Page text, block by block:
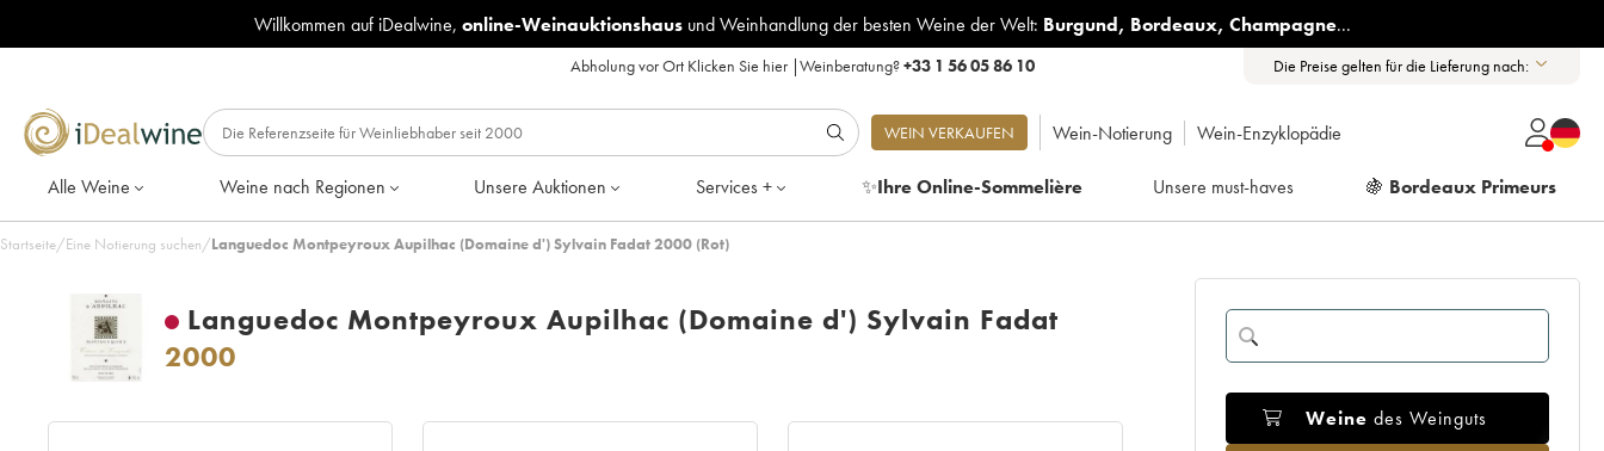
Willkommen auf iDealwine, online-Weinauktionshausund Weinhandlung der besten Weine der Welt: Burgund, Bordeaux, Champagne...
Abholung vor Ort Klicken Sie hier|Weinberatung?+33 1 56 05 86 10 Die Preise gelten für die Lieferung nach:
WEIN VERKAUFEN Wein-Notierung Wein-Enzyklopädie
Alle Weine Weine nach Regionen Unsere Auktionen Services + ✨Ihre Online-Sommelière Unsere must-haves 🍇 Bordeaux Primeurs
Startseite/Eine Notierung suchen/Languedoc Montpeyroux Aupilhac (Domaine d') Sylvain Fadat 2000 (Rot)
Languedoc Montpeyroux Aupilhac (Domaine d') Sylvain Fadat
2000
Weine des Weinguts